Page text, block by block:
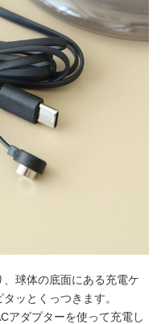
球体の底面にある充電ケ
ッとくっつきます。
アダプターを使って充電し